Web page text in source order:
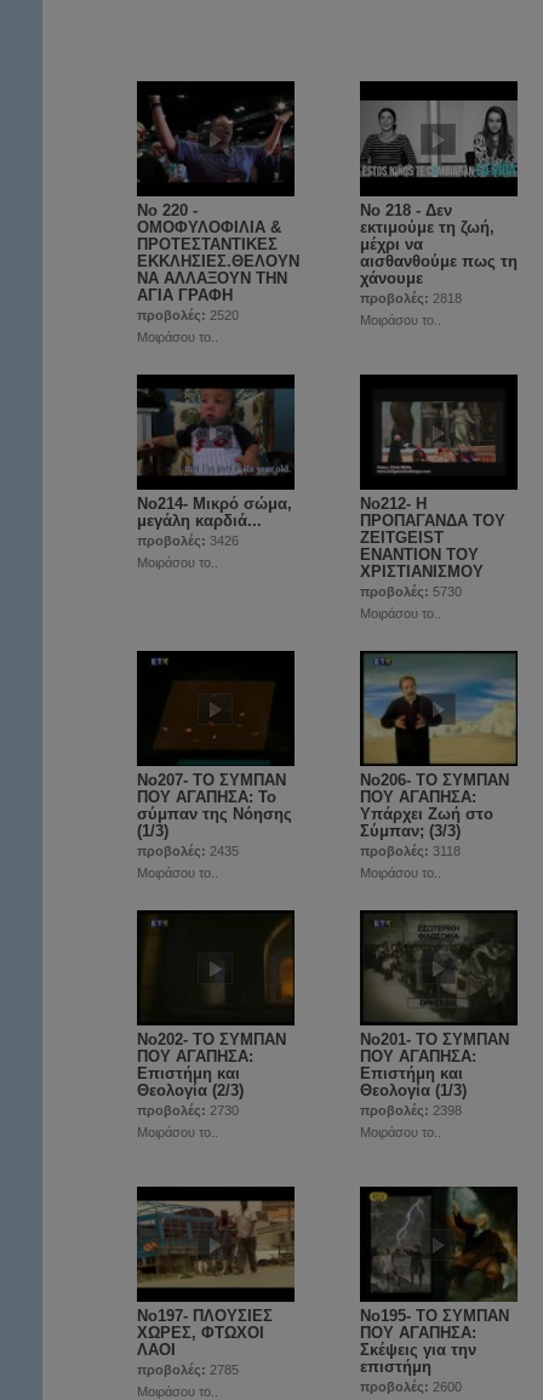
Νο 220 -
ΟΜΟΦΥΛΟΦΙΛΙΑ &
ΠΡΟΤΕΣΤΑΝΤΙΚΕΣ
ΕΚΚΛΗΣΙΕΣ.ΘΕΛΟΥΝ
ΝΑ ΑΛΛΑΞΟΥΝ ΤΗΝ
ΑΓΙΑ ΓΡΑΦΗ
προβολές: 2520
Μοιράσου το..
Νο 218 - Δεν
εκτιμούμε τη ζωή,
μέχρι να
αισθανθούμε πως τη
χάνουμε
προβολές: 2818
Μοιράσου το..
No214- Μικρό σώμα,
μεγάλη καρδιά...
προβολές: 3426
Μοιράσου το..
Νο212- Η
ΠΡΟΠΑΓΑΝΔΑ ΤΟΥ
ZEITGEIST
ΕΝΑΝΤΙΟΝ ΤΟΥ
ΧΡΙΣΤΙΑΝΙΣΜΟΥ
προβολές: 5730
Μοιράσου το..
No207- ΤΟ ΣΥΜΠΑΝ
ΠΟΥ ΑΓΑΠΗΣΑ: Το
σύμπαν της Νόησης
(1/3)
προβολές: 2435
Μοιράσου το..
No206- ΤΟ ΣΥΜΠΑΝ
ΠΟΥ ΑΓΑΠΗΣΑ:
Υπάρχει Ζωή στο
Σύμπαν; (3/3)
προβολές: 3118
Μοιράσου το..
Νο202- ΤΟ ΣΥΜΠΑΝ
ΠΟΥ ΑΓΑΠΗΣΑ:
Επιστήμη και
Θεολογία (2/3)
προβολές: 2730
Μοιράσου το..
Νο201- ΤΟ ΣΥΜΠΑΝ
ΠΟΥ ΑΓΑΠΗΣΑ:
Επιστήμη και
Θεολογία (1/3)
προβολές: 2398
Μοιράσου το..
Νο197- ΠΛΟΥΣΙΕΣ
ΧΩΡΕΣ, ΦΤΩΧΟΙ
ΛΑΟΙ
προβολές: 2785
Μοιράσου το..
No195- ΤΟ ΣΥΜΠΑΝ
ΠΟΥ ΑΓΑΠΗΣΑ:
Σκέψεις για την
επιστήμη
προβολές: 2600